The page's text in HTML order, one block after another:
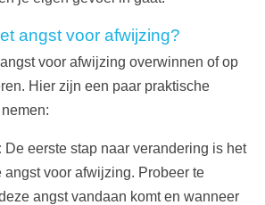
angst voor afwijzing?
voor afwijzing overwinnen of op
Hier zijn een paar praktische
De eerste stap naar verandering is het
angst voor afwijzing. Probeer te
angst vandaan komt en wanneer